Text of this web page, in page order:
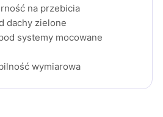
na przebicia
dachy zielone
systemy mocowane
wymiarowa